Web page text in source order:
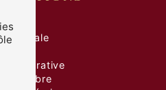
tombale
décorative
de marbre